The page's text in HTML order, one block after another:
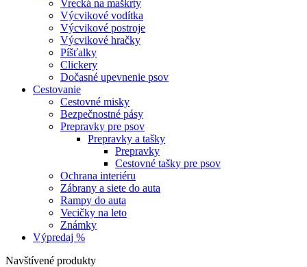
Vrecká na maškrty
Výcvikové vodítka
Výcvikové postroje
Výcvikové hračky
Píšťalky
Clickery
Dočasné upevnenie psov
Cestovanie
Cestovné misky
Bezpečnostné pásy
Prepravky pre psov
Prepravky a tašky
Prepravky
Cestovné tašky pre psov
Ochrana interiéru
Zábrany a siete do auta
Rampy do auta
Vecičky na leto
Známky
Výpredaj %
Navštívené produkty